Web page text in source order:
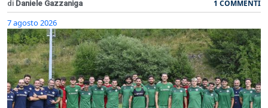
di Daniele Gazzaniga 1 COMMENTI
7 agosto 2026